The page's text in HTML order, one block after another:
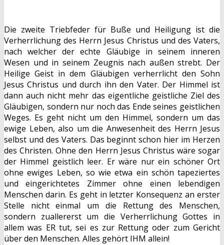
Die zweite Triebfeder für Buße und Heiligung ist die
Verherrlichung des Herrn Jesus Christus und des Vaters,
nach welcher der echte Gläubige in seinem inneren
Wesen und in seinem Zeugnis nach außen strebt. Der
Heilige Geist in dem Gläubigen verherrlicht den Sohn
Jesus Christus und durch ihn den Vater. Der Himmel ist
dann auch nicht mehr das eigentliche geistliche Ziel des
Gläubigen, sondern nur noch das Ende seines geistlichen
Weges. Es geht nicht um den Himmel, sondern um das
ewige Leben, also um die Anwesenheit des Herrn Jesus
selbst und des Vaters. Das beginnt schon hier im Herzen
des Christen. Ohne den Herrn Jesus Christus wäre sogar
der Himmel geistlich leer. Er wäre nur ein schöner Ort
ohne ewiges Leben, so wie etwa ein schön tapeziertes
und eingerichtetes Zimmer ohne einen lebendigen
Menschen darin. Es geht in letzter Konsequenz an erster
Stelle nicht einmal um die Rettung des Menschen,
sondern zuallererst um die Verherrlichung Gottes in
allem was ER tut, sei es zur Rettung oder zum Gericht
über den Menschen. Alles gehört IHM allein!